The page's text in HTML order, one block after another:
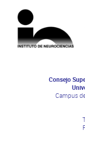
Consejo
Campus